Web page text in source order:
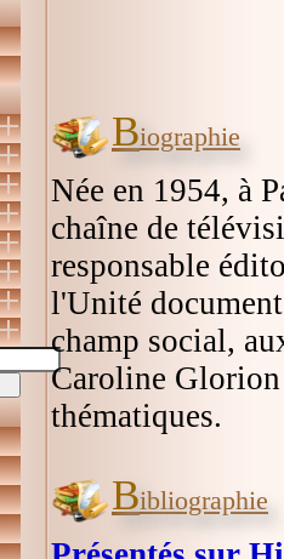
Biographie
Née en 1954, à
chaîne de
responsable
l'Unité
champ social,
Caroline
thématiques.
Bibliographie